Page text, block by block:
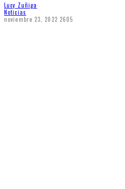
Lucy Zuñiga
Noticias
noviembre 23, 2022 2605